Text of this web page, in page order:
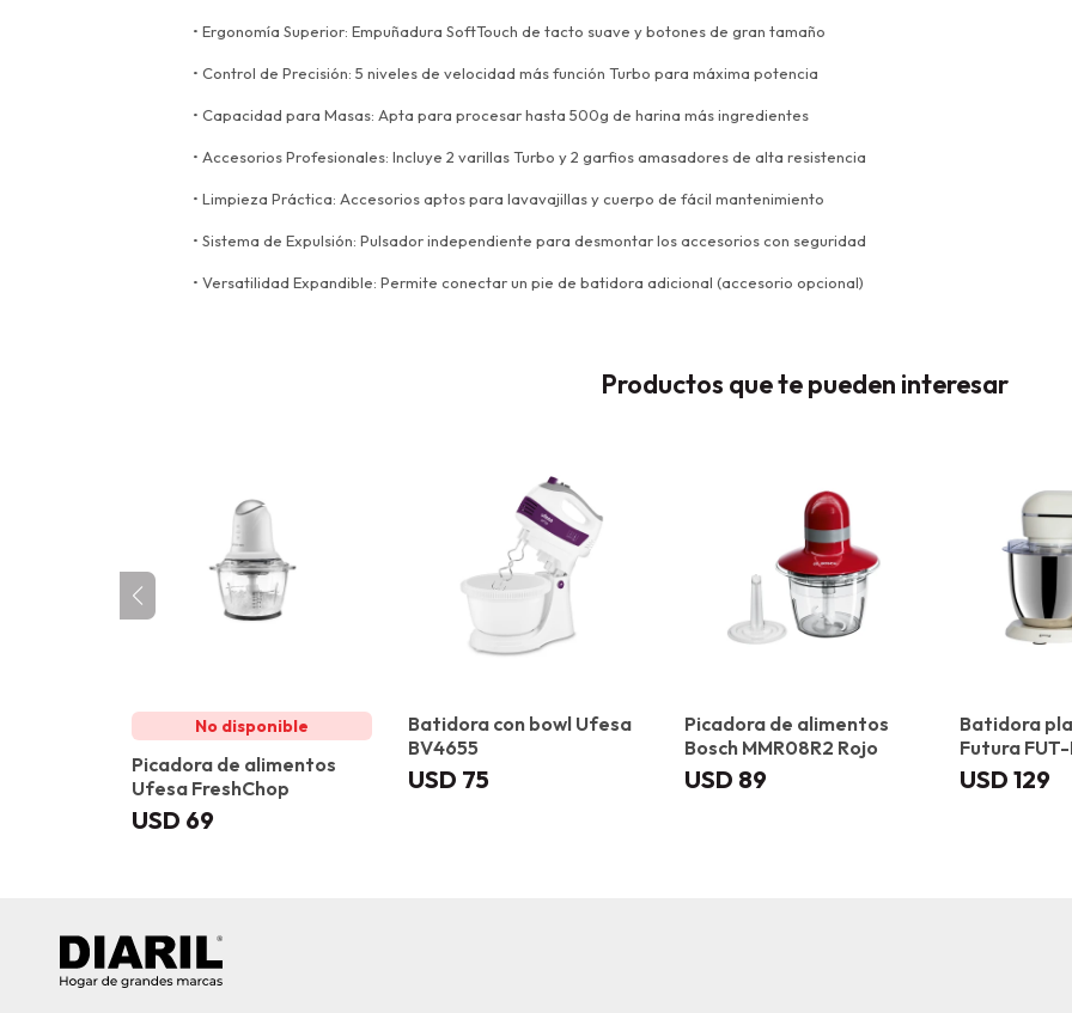
• Ergonomía Superior: Empuñadura SoftTouch de tacto suave y botones de gran tamaño
• Control de Precisión: 5 niveles de velocidad más función Turbo para máxima potencia
• Capacidad para Masas: Apta para procesar hasta 500g de harina más ingredientes
• Accesorios Profesionales: Incluye 2 varillas Turbo y 2 garfios amasadores de alta resistencia
• Limpieza Práctica: Accesorios aptos para lavavajillas y cuerpo de fácil mantenimiento
• Sistema de Expulsión: Pulsador independiente para desmontar los accesorios con seguridad
• Versatilidad Expandible: Permite conectar un pie de batidora adicional (accesorio opcional)
Productos que te pueden interesar
Picadora de alimentos
Ufesa FreshChop
USD 69
Batidora con bowl Ufesa
BV4655
USD 75
Picadora de alimentos
Bosch MMR08R2 Rojo
USD 89
Batidora
Futura FUT-
USD 129